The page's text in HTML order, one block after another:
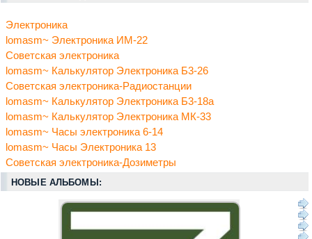
Электроника
lomasm~ Электроника ИМ-22
Советская электроника
lomasm~ Калькулятор Электроника Б3-26
Советская электроника-Радиостанции
lomasm~ Калькулятор Электроника Б3-18а
lomasm~ Калькулятор Электроника МК-33
lomasm~ Часы электроника 6-14
lomasm~ Часы Электроника 13
Советская электроника-Дозиметры
НОВЫЕ АЛЬБОМЫ: